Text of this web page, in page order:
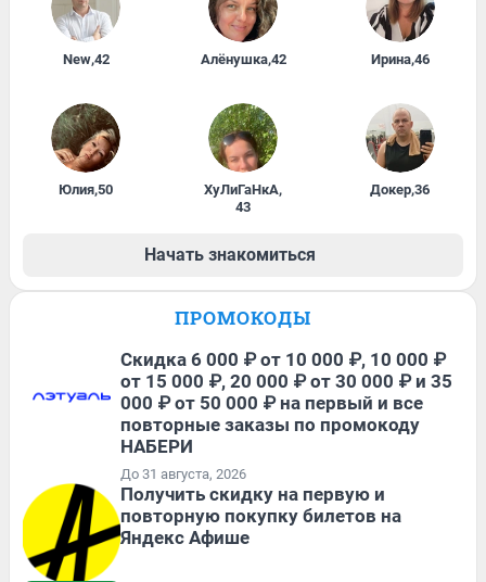
New,42 Алёнушка,42 Ирина,46
Юлия,50 ХуЛиГаНкА,
43
Докер,36
Начать знакомиться
ПРОМОКОДЫ
Скидка 6 000 ₽ от 10 000 ₽, 10 000 ₽
от 15 000 ₽, 20 000 ₽ от 30 000 ₽ и 35
000 ₽ от 50 000 ₽ на первый и все
повторные заказы по промокоду
НАБЕРИ
До 31 августа, 2026
Получить скидку на первую и
повторную покупку билетов на
Яндекс Афише